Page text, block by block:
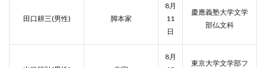
田口耕三(男性) 脚本家
8月
11
日
慶應義塾大学文学
部仏文科
8月
東京大学文学部フ